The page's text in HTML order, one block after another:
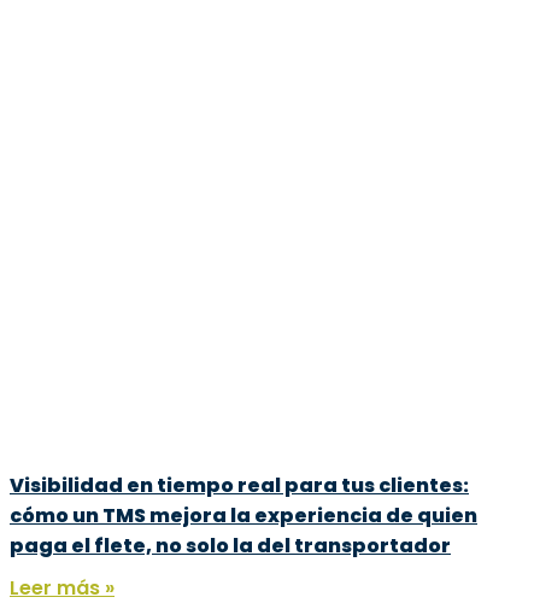
Visibilidad en tiempo real para tus clientes:
cómo un TMS mejora la experiencia de quien
paga el flete, no solo la del transportador
Leer más »